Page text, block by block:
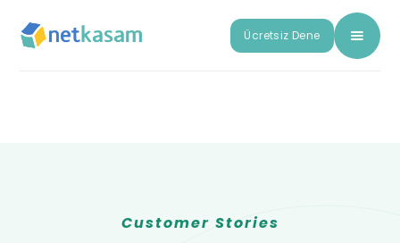
Ücretsiz Dene
Customer Stories